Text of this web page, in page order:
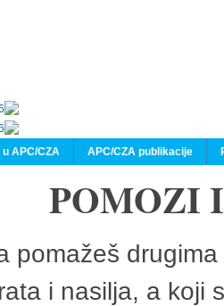
APC/CZA publikacije
APC/CZA
POMOZI
pomažeš
i nasilja, a koji